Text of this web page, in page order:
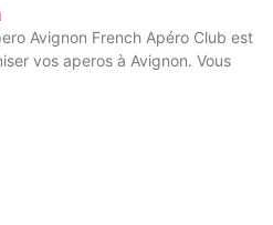
Avignon French Apéro Club est
vos aperos à Avignon. Vous